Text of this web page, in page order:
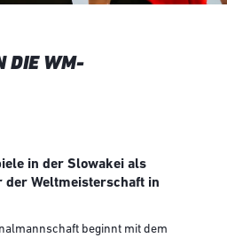
DIE WM-
in der Slowakei als
der Weltmeisterschaft in
beginnt mit dem